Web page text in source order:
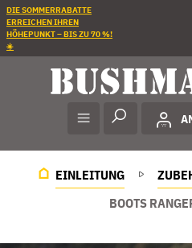
DIE SOMMERRABATTE
ERREICHEN IHREN
HÖHEPUNKT – BIS ZU 70 %!
☀️
EINLEITUNG
BOOTS